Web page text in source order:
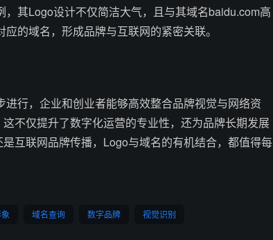
，其Logo设计不仅简洁大气，且与其域名baidu.com高
的域名，形成品牌与互联网的紧密关联。
行，企业和创业者能够高效整合品牌视觉与网络资
不仅提升了数字化运营的专业性，还为品牌长期发展
互联网品牌传播，Logo与域名的有机结合，都值得每
域名查询 数字品牌 视觉识别